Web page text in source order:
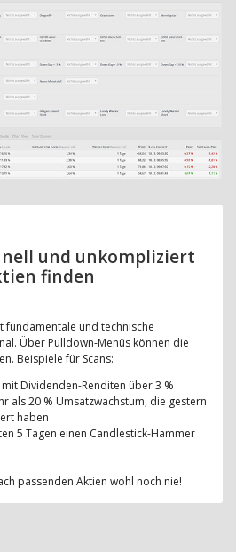
und unkompliziert
finden
fundamentale und technische
Über Pulldown-Menüs können die
Beispiele für Scans:
Dividenden-Renditen über 3 %
als 20 % Umsatzwachstum, die gestern
haben
5 Tagen einen Candlestick-Hammer
passenden Aktien wohl noch nie!